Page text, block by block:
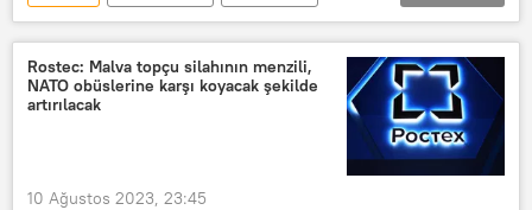
Rostec
Su-35
Su-57
Su-57 avcı uçağı
Su-57 (Sukhoi T-50)
F-16
değerlendirme
Rostec: Malva topçu silahının menzili,
NATO obüslerine karşı koyacak şekilde
artırılacak
10 Ağustos 2023, 23:45